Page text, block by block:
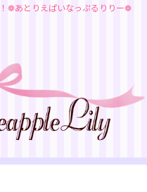
❁あとりえぱいなっぷるりりー❁